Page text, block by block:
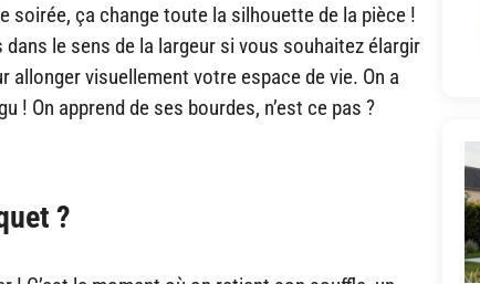
soirée, ça change toute la silhouette de la pièce !
le sens de la largeur si vous souhaitez élargir
allonger visuellement votre espace de vie. On a
! On apprend de ses bourdes, n’est ce pas ?
?